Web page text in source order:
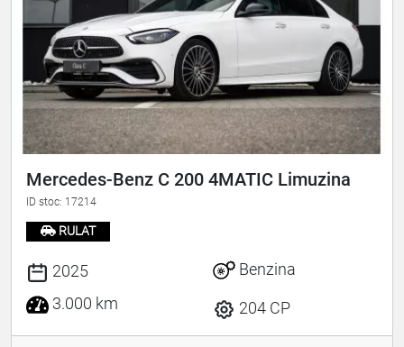
Mercedes-Benz C 200 4MATIC Limuzina
ID stoc: 17214
RULAT
2025
3.000 km
Benzina
204 CP